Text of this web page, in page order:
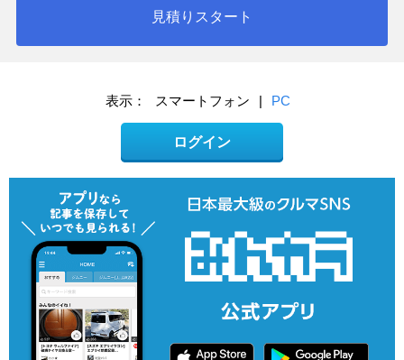
見積りスタート
表示： スマートフォン | PC
ログイン